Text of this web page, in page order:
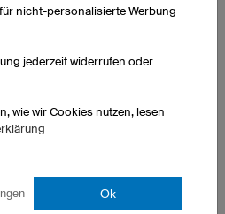
100 Tonnen schwere
Ihre Bekleidung.
nicht-personalisierte Werbung
jederzeit widerrufen oder
wie wir Cookies nutzen, lesen
Ok